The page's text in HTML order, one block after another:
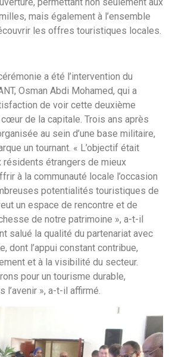
permettant non seulement aux
mais également à l’ensemble
les offres touristiques locales.
a été l’intervention du
Osman Abdi Mohamed, qui a
de voir cette deuxième
de la capitale. Trois ans après
au sein d’une base militaire,
un tournant. « L’objectif était
résidents étrangers de mieux
à la communauté locale l’occasion
potentialités touristiques de
un espace de rencontre et de
de notre patrimoine », a-t-il
salué la qualité du partenariat avec
dont l’appui constant contribue,
et à la visibilité du secteur.
pour un tourisme durable,
l’avenir », a-t-il affirmé.